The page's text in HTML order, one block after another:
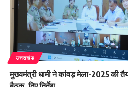
उत्तराखंड
मुख्यमंत्री धामी ने कांवड़ मेला-2025 की